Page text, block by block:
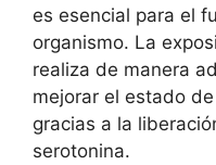
es esencial para el
organismo. La
realiza de manera
mejorar el estado
gracias a la
serotonina.